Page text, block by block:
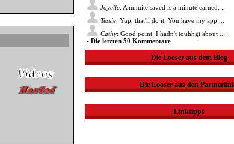
Joyelle: A mnuite saved is a minute earned, ...
Tessie: Yup, that'll do it. You have my app ...
Cathy: Good point. I hadn't touhhgt about ...
- Die letzten 50 Kommentare
Die Looser aus dem Blog
Die Looser aus den
Linktipps